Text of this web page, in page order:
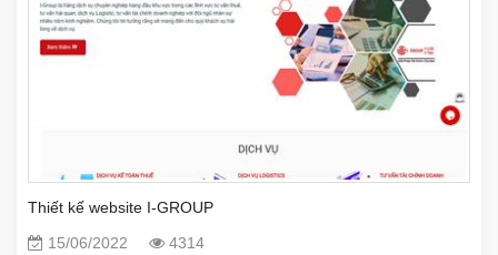
Thiết kế website I-GROUP
15/06/2022
4314